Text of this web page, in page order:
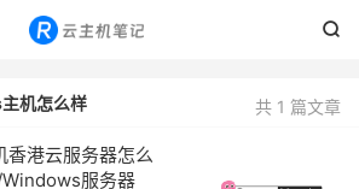

共 1 篇文章
机怎么样
港云服务器怎么
服务器